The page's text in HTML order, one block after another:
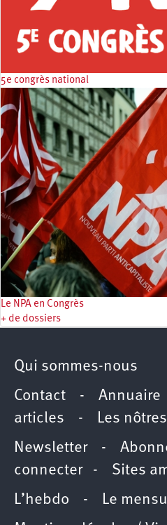
5e congrès national
Le NPA en Congrès
+ de dossiers
Qui sommes-nous
Contact - Annuaire
articles -
Les nôtres
Newsletter-
connecter- Sites
L’hebdo -
Le